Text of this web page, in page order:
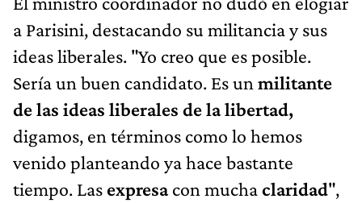
a Parisini, destacando su militancia y sus
ideas liberales. "Yo creo que es posible.
Sería un buen candidato. Es un militante
de las ideas liberales de la libertad,
digamos, en términos como lo hemos
venido planteando ya hace bastante
tiempo. Las expresacon muchaclaridad",